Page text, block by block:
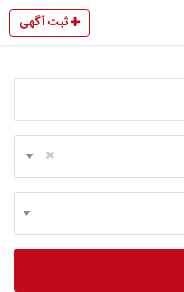
ثبت آگهی